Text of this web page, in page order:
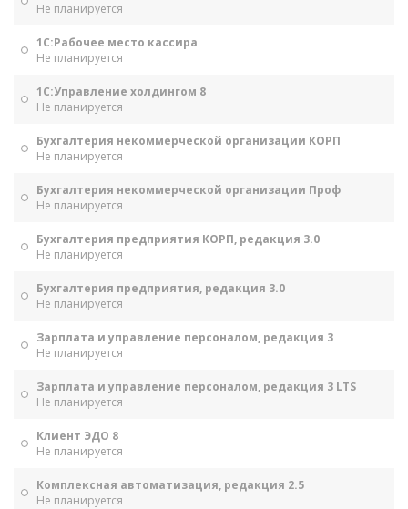
Не планируется
1С:Рабочее место кассира
Не планируется
1С:Управление холдингом 8
Не планируется
Бухгалтерия некоммерческой организации КОРП
Не планируется
Бухгалтерия некоммерческой организации Проф
Не планируется
Бухгалтерия предприятия КОРП, редакция 3.0
Не планируется
Бухгалтерия предприятия, редакция 3.0
Не планируется
Зарплата и управление персоналом, редакция 3
Не планируется
Зарплата и управление персоналом, редакция 3 LTS
Не планируется
Клиент ЭДО 8
Не планируется
Комплексная автоматизация, редакция 2.5
Не планируется